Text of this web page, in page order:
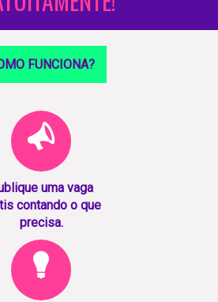
FUNCIONA?
uma vaga
contando o que
precisa.